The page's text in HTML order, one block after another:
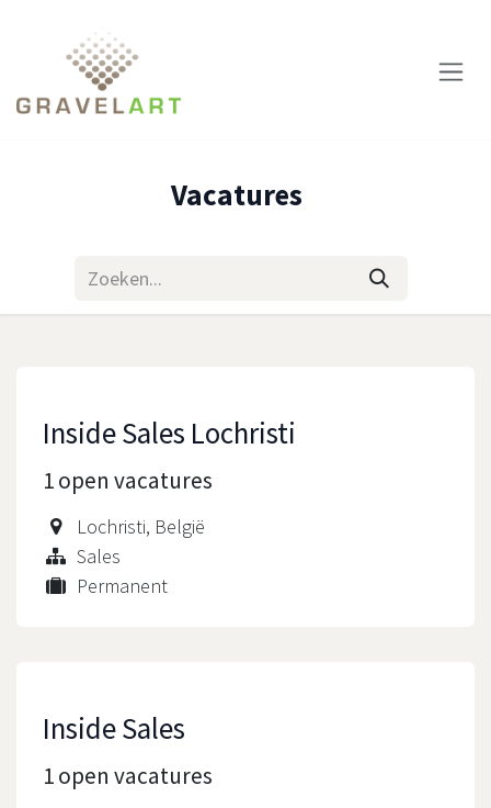
Vacatures
Inside Sales Lochristi
1open vacatures
Lochristi, België
Sales
Permanent
Inside Sales
1open vacatures